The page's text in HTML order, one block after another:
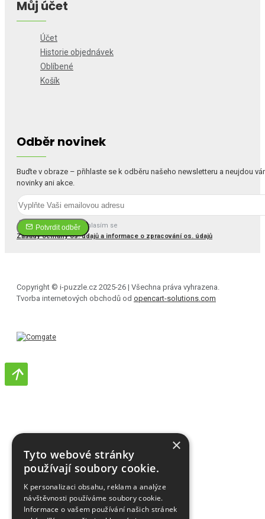
Můj účet
Účet
Historie objednávek
Oblíbené
Košík
Odběr novinek
Buďte v obraze – přihlaste se k odběru našeho newsletteru a neujdou
novinky ani akce.
Potvrdit odběr
Četl(a) jsem a souhlasím se
Zásady ochrany os. údajů a informace o zpracování os. údajů
Copyright © i-puzzle.cz 2025-26 | Všechna práva vyhrazena.
Tvorba internetových obchodů od opencart-solutions.com
×
Tyto webové stránky
používají soubory cookie.
K personalizaci obsahu, reklam a analýze
návštěvnosti používáme soubory cookie.
Informace o vašem používání našich stránek